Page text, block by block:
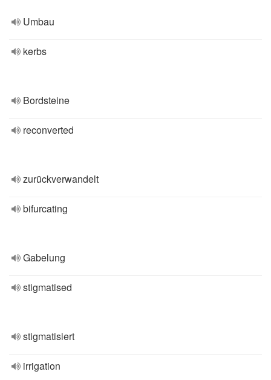
Umbau
kerbs
Bordsteine
reconverted
zurückverwandelt
bifurcating
Gabelung
stigmatised
stigmatisiert
irrigation